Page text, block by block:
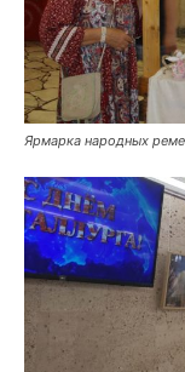
Ярмарка народных